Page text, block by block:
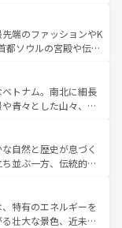
。
、サーフィンやダイ
好きにはたまらな
分に味わいつくそ
部など、都市の喧騒
る人に新しい発見と
い台湾の食文化も魅
ラエティ豊かな料理
は コンテンツ一覧を参
端のファッションやK
都ソウルの宮殿や伝統
然美を楽しむことが
のストリートフード
る。夜には、韓国な
魅力を心ゆくまで味
着の韓国情報はコンテンツ一
トナム。南北に細長
青々とした山々、世
イの古い町並みやホ
も、独特の雰囲気を
豊かさとおいしさで
コーヒーなどは、ぜ
てもあたたかい人々
忘れられない旅にな
自然と歴史が息づく
並ぶ一方、伝統的な
ンマイなどの山岳地
ットやクラビの美し
ができる。タイ料理
特有のエネルギーを
壮大な景色、近未来